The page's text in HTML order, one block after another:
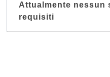
Attualmente nessun
requisiti